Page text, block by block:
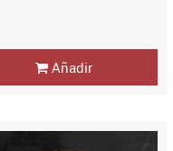
Añadir